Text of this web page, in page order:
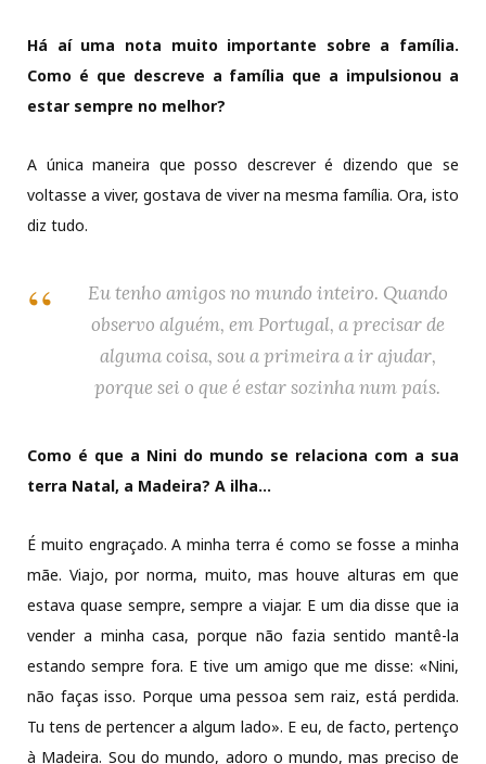
Há aí uma nota muito importante sobre a família.
Como é que descreve a família que a impulsionou a
estar sempre no melhor?
A única maneira que posso descrever é dizendo que se
voltasse a viver, gostava de viver na mesma família. Ora, isto
diz tudo.
Eu tenho amigos no mundo inteiro. Quando
observo alguém, em Portugal, a precisar de
alguma coisa, sou a primeira a ir ajudar,
porque sei o que é estar sozinha num país.
Como é que a Nini do mundo se relaciona com a sua
terra Natal, a Madeira? A ilha…
É muito engraçado. A minha terra é como se fosse a minha
mãe. Viajo, por norma, muito, mas houve alturas em que
estava quase sempre, sempre a viajar. E um dia disse que ia
vender a minha casa, porque não fazia sentido mantê-la
estando sempre fora. E tive um amigo que me disse: «Nini,
não faças isso. Porque uma pessoa sem raiz, está perdida.
Tu tens de pertencer a algum lado». E eu, de facto, pertenço
à Madeira. Sou do mundo, adoro o mundo, mas preciso de